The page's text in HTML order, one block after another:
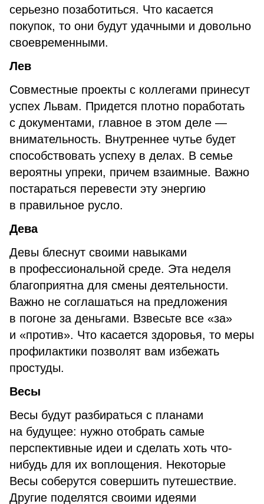
серьезно позаботиться. Что касается
покупок, то они будут удачными и довольно
своевременными.
Лев
Совместные проекты с коллегами принесут
успех Львам. Придется плотно поработать
с документами, главное в этом деле —
внимательность. Внутреннее чутье будет
способствовать успеху в делах. В семье
вероятны упреки, причем взаимные. Важно
постараться перевести эту энергию
в правильное русло.
Дева
Девы блеснут своими навыками
в профессиональной среде. Эта неделя
благоприятна для смены деятельности.
Важно не соглашаться на предложения
в погоне за деньгами. Взвесьте все «за»
и «против». Что касается здоровья, то меры
профилактики позволят вам избежать
простуды.
Весы
Весы будут разбираться с планами
на будущее: нужно отобрать самые
перспективные идеи и сделать хоть что-
нибудь для их воплощения. Некоторые
Весы соберутся совершить путешествие.
Другие поделятся своими идеями